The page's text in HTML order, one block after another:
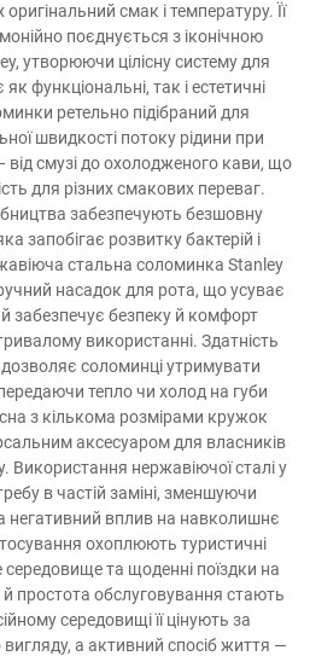
смак і температуру. Її
поєднується з іконічною
утворюючи цілісну систему для
функціональні, так і естетичні
ретельно підібраний для
швидкості потоку рідини при
від смузі до охолодженого кави, що
для різних смакових переваг.
забезпечують безшовну
запобігає розвитку бактерій і
стальна соломинка Stanley
насадок для рота, що усуває
забезпечує безпеку й комфорт
використанні. Здатність
дозволяє соломинці утримувати
тепло чи холод на губи
з кількома розмірами кружок
аксесуаром для власників
Використання нержавіючої сталі у
в частій заміні, зменшуючи
негативний вплив на навколишнє
охоплюють туристичні
середовище та щоденні поїздки на
й простота обслуговування стають
середовищі її цінують за
вигляду, а активний спосіб життя —